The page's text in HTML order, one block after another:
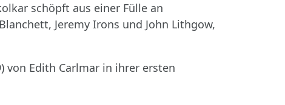
schöpft aus einer Fülle an
Jeremy Irons und John Lithgow,
von Edith Carlmar in ihrer ersten